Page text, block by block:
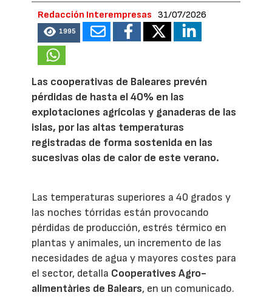
Redacción Interempresas 31/07/2026
1995
Las cooperativas de Baleares prevén
pérdidas de hasta el 40% en las
explotaciones agrícolas y ganaderas de las
islas, por las altas temperaturas
registradas de forma sostenida en las
sucesivas olas de calor de este verano.
Las temperaturas superiores a 40 grados y
las noches tórridas están provocando
pérdidas de producción, estrés térmico en
plantas y animales, un incremento de las
necesidades de agua y mayores costes para
el sector, detalla Cooperatives Agro-
alimentàries de Balears, en un comunicado.